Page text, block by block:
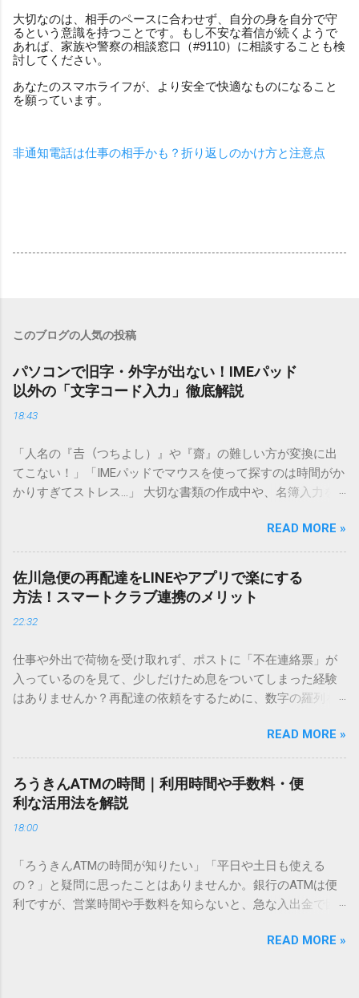
大切なのは、相手のペースに合わせず、自分の身を自分で守
るという意識を持つことです。もし不安な着信が続くようで
あれば、家族や警察の相談窓口（#9110）に相談することも検
討してください。
あなたのスマホライフが、より安全で快適なものになること
を願っています。
非通知電話は仕事の相手かも？折り返しのかけ方と注意点
このブログの人気の投稿
パソコンで旧字・外字が出ない！IMEパッド
以外の「文字コード入力」徹底解説
18:43
「人名の『𠮷（つちよし）』や『齋』の難しい方が変換に出
てこない！」「IMEパッドでマウスを使って探すのは時間がか
かりすぎてストレス…」 大切な書類の作成中や、名簿入力を
てしまいますよね。多くの人が「IMEパッド（手書き入力）」
を使いますが、実はマウスで一画ずつ書くのは非効率です
し、似た漢字が多すぎて結局見つからないことも少なくあり
ません。 そこで今回は、IMEパッドを使わずに、特定のコー
ドを打ち込むだけで一瞬で旧字や外字、特殊記号を呼び出す
「文字コード入力」のテクニックを詳しく解説します。 この
必要はありません。 1. なぜ「変換」しても旧字・外字が出て
こないのか？ そもそも、なぜ普通の変換で出てこない漢字が
あるのでしょうか。その理由は、パソコンが文字を認識する
は、JIS規格（日本産業規格）によって「第1水準」「第2水
準」といった形で整理されています。しかし、人名や地名に
使われる非常に古い漢字（旧字）や、特定の組織だけで作ら
れた「外字」は、この一般的な変換リストに含まれていない
ン上のすべての文字には、いわば「住所」のような番号が割
り振られています。変換候補に出ない文字でも、この住所
（コード）を直接指定すれば、確実に呼び出すことができる
のです。 2. Windows標準機能！文字コードで漢字を出す「16
進数入力」 最も汎用性が高く、特別なソフトも不要なのが
READ MORE »
佐川急便の再配達をLINEやアプリで楽にする
方法！スマートクラブ連携のメリット
22:32
仕事や外出で荷物を受け取れず、ポストに「不在連絡票」が
入っているのを見て、少しだけため息をついてしまった経験
はありませんか？再配達の依頼をするために、数字の羅列を
ことに申し訳なさを感じたりすることもあるかもしれませ
ん。 「もっとスムーズに、自分のタイミングで受け取りた
い」 「わざわざ電話をかけずに、スマホ一つで完結させた
い」 そんな願いを叶えてくれるのが、佐川急便の会員制サー
ビス「スマートクラブ」と、LINEや公式アプリの連携です。
これらを活用するだけで、再配達のストレスは驚くほど軽く
受け取り術と、連携による具体的なメリットを徹底解説しま
す。 佐川急便の再配達が劇的に変わる「スマートクラブ」と
は？ まず押さえておきたいのが、佐川急便の個人向け無料会
況をリアルタイムで管理するための基盤となるサービスで
READ MORE »
ろうきんATMの時間｜利用時間や手数料・便
利な活用法を解説
18:00
「ろうきんATMの時間が知りたい」「平日や土日も使える
の？」と疑問に思ったことはありませんか。銀行のATMは便
利ですが、営業時間や手数料を知らないと、急な入出金で困
ATM営業時間や利用の注意点、便利な活用法 を詳しく解説し
READ MORE »